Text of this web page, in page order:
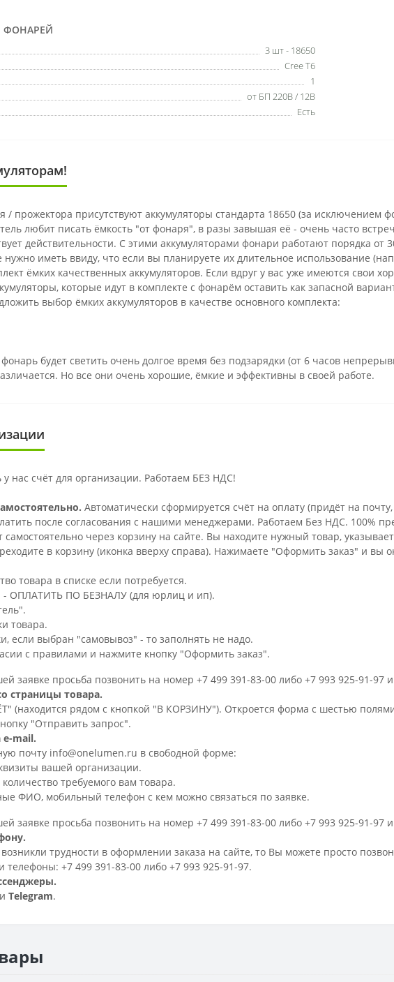
ФОНАРЕЙ
3 шт - 18650
Cree T6
1
от БП 220В / 12В
Есть
/ прожектора присутствуют аккумуляторы стандарта 18650 (за исключением
любит писать ёмкость "от фонаря", в разы завышая её - очень часто
действительности. С этими аккумуляторами фонари работают порядка от
иметь ввиду, что если вы планируете их длительное использование
ёмких качественных аккумуляторов. Если вдруг у вас уже имеются свои
которые идут в комплекте с фонарём оставить как запасной
выбор ёмких аккумуляторов в качестве основного комплекта:
будет светить очень долгое время без подзарядки (от 6 часов
Но все они очень хорошие, ёмкие и эффективны в своей работе.
у нас счёт для организации. Работаем БЕЗ НДС!
Автоматически сформируется счёт на оплату (придёт на
после согласования с нашими менеджерами. Работаем Без НДС. 100%
через корзину на сайте. Вы находите нужный товар,
в корзину (иконка вверху справа). Нажимаете "Оформить заказ" и вы
товара в списке если потребуется.
- ОПЛАТИТЬ ПО БЕЗНАЛУ (для юрлиц и ип).
товара.
если выбран "самовывоз" - то заполнять не надо.
с правилами и нажмите кнопку "Оформить заказ".
заявке просьба позвонить на номер +7 499 391-83-00 либо +7 993 925-91-97
страницы товара.
(находится рядом с кнопкой "В КОРЗИНУ"). Откроется форма с шестью
"Отправить запрос".
e-mail.
почту info@onelumen.ru в свободной форме:
вашей организации.
требуемого вам товара.
ФИО, мобильный телефон с кем можно связаться по заявке.
заявке просьба позвонить на номер +7 499 391-83-00 либо +7 993 925-91-
трудности в оформлении заказа на сайте, то Вы можете просто
+7 499 391-83-00 либо +7 993 925-91-97.
и Telegram.